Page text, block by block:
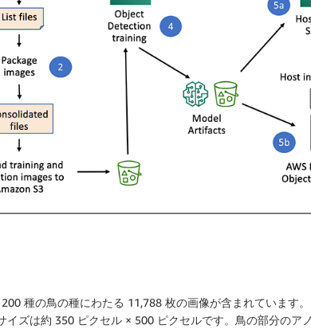
種の鳥の種にわたる 11,788 枚の画像が含まれています
ズは約 350 ピクセル × 500 ピクセルです。鳥の部分のア